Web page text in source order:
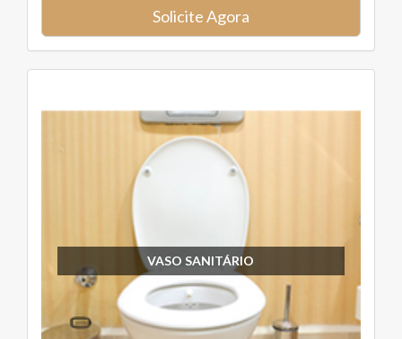
Solicite Agora
VASO SANITÁRIO